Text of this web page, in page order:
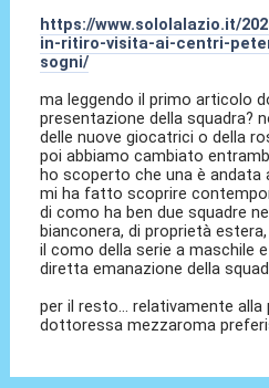
https://www.sololalazio.it/
in-ritiro-visita-ai-centri-
sogni/
ma leggendo il primo articolo
presentazione della squadra?
delle nuove giocatrici o della
poi abbiamo cambiato
ho scoperto che una è andata
mi ha fatto scoprire
di como ha ben due squadre
bianconera, di proprietà
il como della serie a maschile
diretta emanazione della
per il resto... relativamente
dottoressa mezzaroma